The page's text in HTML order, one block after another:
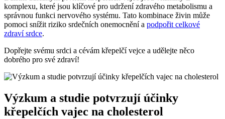
komplexu, které jsou klíčové pro udržení zdravého metabolismu a
správnou funkci nervového systému. Tato kombinace živin může
pomoci snížit riziko srdečních onemocnění a podpořit celkové
zdraví srdce.
Dopřejte svému srdci a cévám křepelčí vejce a udělejte něco
dobrého pro své zdraví!
Výzkum a studie potvrzují účinky
křepelčích vajec na cholesterol